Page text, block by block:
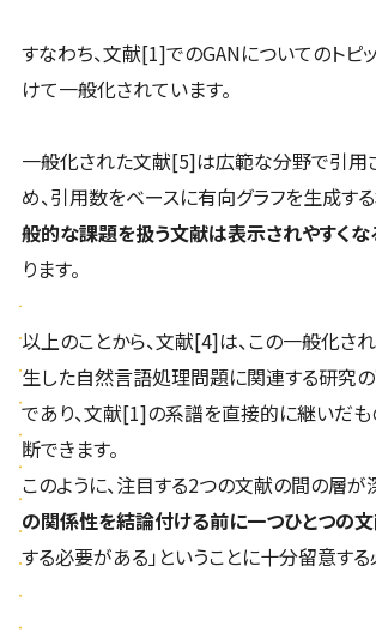
すなわち、文献[1]でのGANについてのト
けて一般化されています。
一般化された文献[5]は広範な分野で引用
め、引用数をベースに有向グラフを生成す
般的な課題を扱う文献は表示されやすくな
ります。
以上のことから、文献[4]は、この一般化さ
生した自然言語処理問題に関連する研究
であり、文献[1]の系譜を直接的に継いだ
断できます。
このように、注目する2つの文献の間の層が
の関係性を結論付ける前に一つひとつの
する必要がある」ということに十分留意する